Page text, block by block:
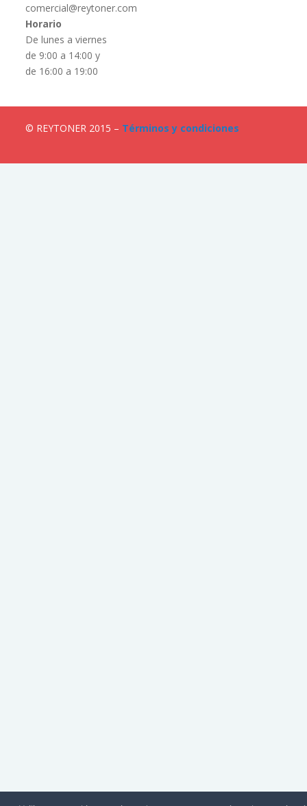
comercial@reytoner.com
Horario
De lunes a viernes
de 9:00 a 14:00 y
de 16:00 a 19:00
© REYTONER 2015 – Términos y condiciones